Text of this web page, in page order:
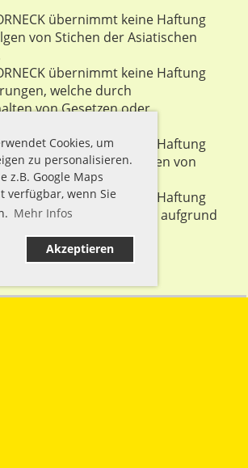
Cookies, um
zu personalisieren.
z.B. Google Maps
verfügbar, wenn Sie
Mehr Infos
Akzeptieren
übernimmt keine Haftung
von Stichen der Asiatischen
übernimmt keine Haftung
welche durch
von Gesetzen oder
übernimmt keine Haftung
welche durch begehen von
Gelände entstehen.
übernimmt keine Haftung
Handlungen, welche Sie aufgrund
"Wanted" ausführen.